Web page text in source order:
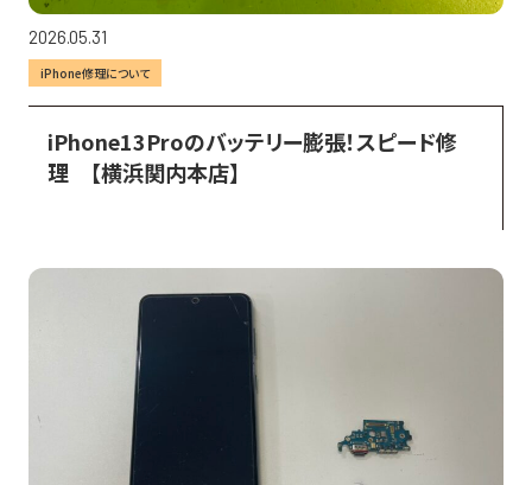
2026.05.31
iPhone修理について
iPhone13Proのバッテリー膨張！スピード修
理　【横浜関内本店】